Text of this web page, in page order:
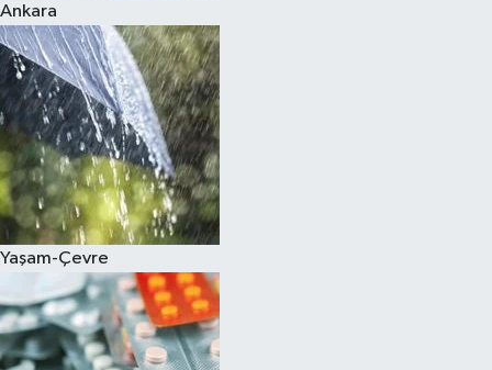
Ankara
Yaşam-Çevre